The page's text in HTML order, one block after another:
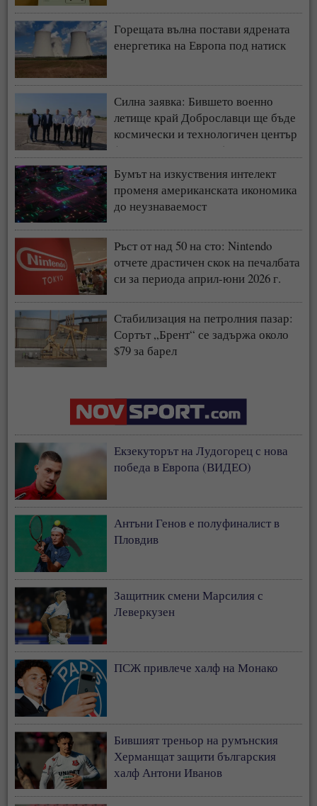
Горещата вълна постави ядрената
енергетика на Европа под натиск
Силна заявка: Бившето военно
летище край Доброславци ще бъде
космически и технологичен център
(СНИМКИ + ВИДЕО)
Бумът на изкуствения интелект
променя американската икономика
до неузнаваемост
Ръст от над 50 на сто: Nintendo
отчете драстичен скок на печалбата
си за периода април-юни 2026 г.
Стабилизация на петролния пазар:
Сортът „Брент“ се задържа около
$79 за барел
Екзекуторът на Лудогорец с нова
победа в Европа (ВИДЕО)
Антъни Генов е полуфиналист в
Пловдив
Защитник смени Марсилия с
Леверкузен
ПСЖ привлече халф на Монако
Бившият треньор на румънския
Херманщат защити българския
халф Антони Иванов